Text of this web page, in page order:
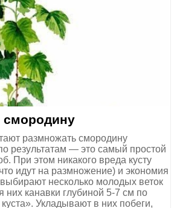
размножать смородину
результатам — это самый простой
При этом никакого вреда кусту
идут на размножение) и экономия
несколько молодых веток
канавки глубиной 5-7 см по
Укладывают в них побеги,